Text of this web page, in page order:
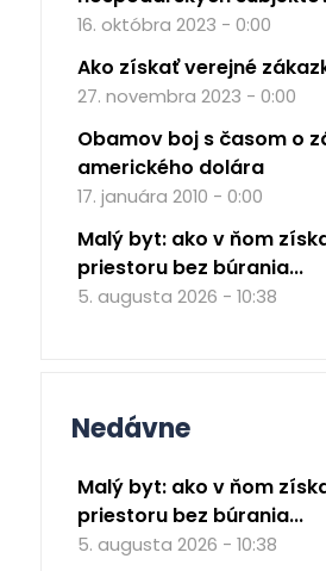
16. októbra 2023 - 0:00
Ako získať verejné
27. novembra 2023 - 0:00
Obamov boj s časom o
amerického dolára
17. januára 2010 - 0:00
Malý byt: ako v ňom
priestoru bez búrania...
5. augusta 2026 - 10:38
Nedávne
Malý byt: ako v ňom
priestoru bez búrania...
5. augusta 2026 - 10:38